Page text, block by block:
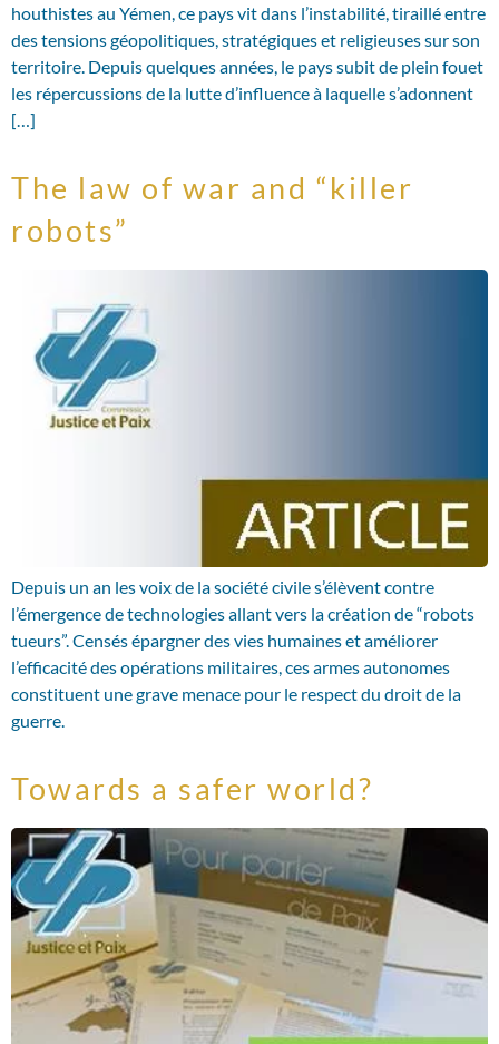
houthistes au Yémen, ce pays vit dans l’instabilité, tiraillé entre
des tensions géopolitiques, stratégiques et religieuses sur son
territoire. Depuis quelques années, le pays subit de plein fouet
les répercussions de la lutte d’influence à laquelle s’adonnent
[…]
The law of war and “killer
robots”
Depuis un an les voix de la société civile s’élèvent contre
l’émergence de technologies allant vers la création de “robots
tueurs”. Censés épargner des vies humaines et améliorer
l’efficacité des opérations militaires, ces armes autonomes
constituent une grave menace pour le respect du droit de la
guerre.
Towards a safer world?